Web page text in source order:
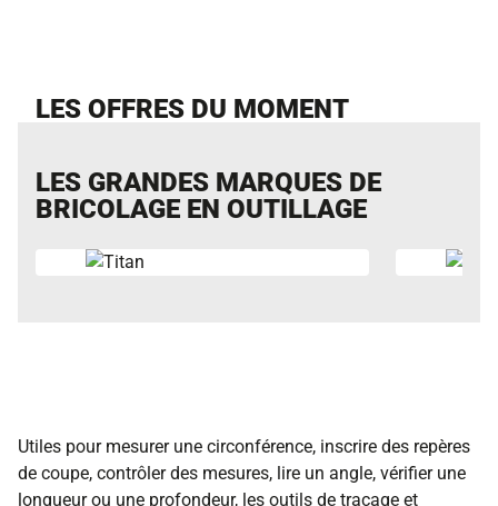
LES OFFRES DU MOMENT
LES GRANDES MARQUES DE
BRICOLAGE EN OUTILLAGE
Utiles pour mesurer une circonférence, inscrire des repères
de coupe, contrôler des mesures, lire un angle, vérifier une
longueur ou une profondeur, les outils de traçage et